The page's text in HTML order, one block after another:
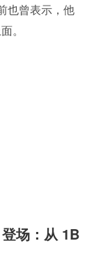
也曾表示，他
。
场：从 1B